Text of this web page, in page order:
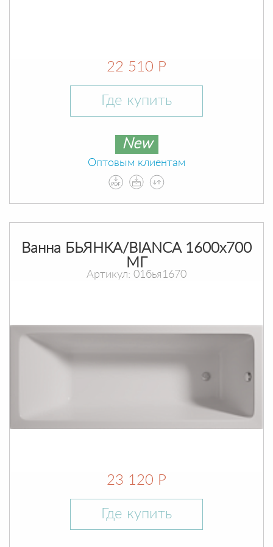
22 510 Р
Где купить
New
Оптовым клиентам
Ванна БЬЯНКА/BIANCA 1600х700
МГ
Артикул: 01бья1670
23 120 Р
Где купить